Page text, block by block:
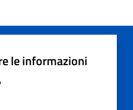
le informazioni